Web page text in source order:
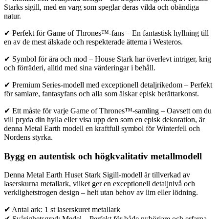
Starks sigill, med en varg som speglar deras vilda och obändiga
natur.
✔ Perfekt för Game of Thrones™-fans – En fantastisk hyllning till
en av de mest älskade och respekterade ätterna i Westeros.
✔ Symbol för ära och mod – House Stark har överlevt intriger, krig
och förräderi, alltid med sina värderingar i behåll.
✔ Premium Series-modell med exceptionell detaljrikedom – Perfekt
för samlare, fantasyfans och alla som älskar episk berättarkonst.
✔ Ett måste för varje Game of Thrones™-samling – Oavsett om du
vill pryda din hylla eller visa upp den som en episk dekoration, är
denna Metal Earth modell en kraftfull symbol för Winterfell och
Nordens styrka.
Bygg en autentisk och högkvalitativ metallmodell
Denna Metal Earth Huset Stark Sigill-modell är tillverkad av
laserskurna metallark, vilket ger en exceptionell detaljnivå och
verklighetstrogen design – helt utan behov av lim eller lödning.
✔ Antal ark: 1 st laserskuret metallark